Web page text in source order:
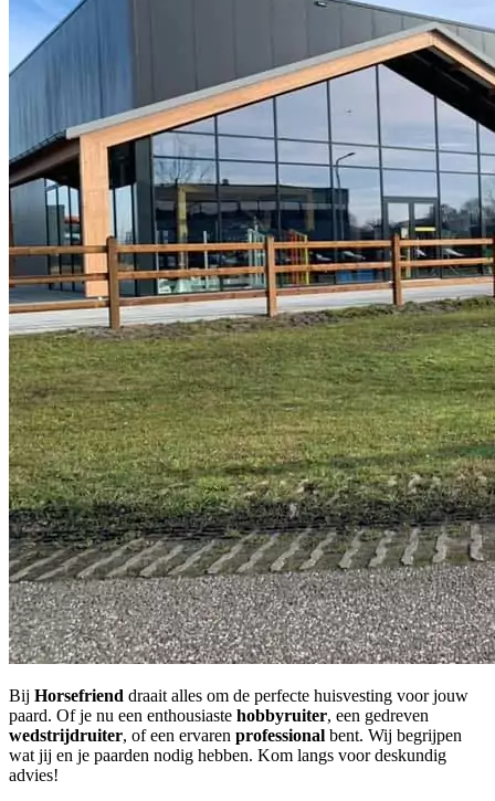
Bij Horsefriend draait alles om de perfecte huisvesting voor jouw
paard. Of je nu een enthousiaste hobbyruiter, een gedreven
wedstrijdruiter, of een ervaren professional bent. Wij begrijpen
wat jij en je paarden nodig hebben. Kom langs voor deskundig
advies!